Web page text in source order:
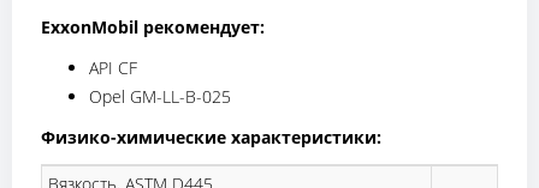
ExxonMobil рекомендует:
API CF
Opel GM-LL-B-025
Физико-химические характеристики: